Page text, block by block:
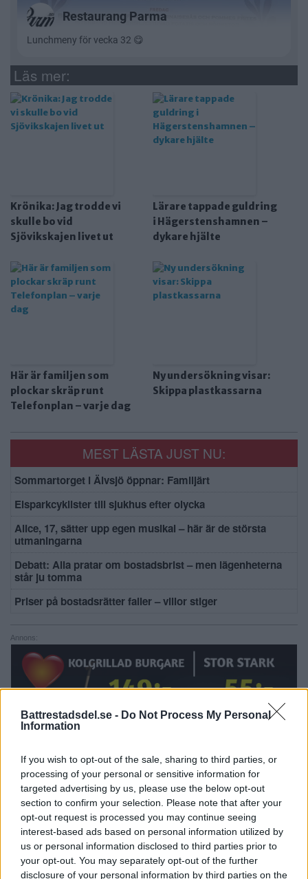
Battrestadsdel.se - Do Not Process My Personal
Information
If you wish to opt-out of the sale, sharing to third parties, or
processing of your personal or sensitive information for
targeted advertising by us, please use the below opt-out
section to confirm your selection. Please note that after your
opt-out request is processed you may continue seeing
interest-based ads based on personal information utilized by
us or personal information disclosed to third parties prior to
your opt-out. You may separately opt-out of the further
disclosure of your personal information by third parties on the
Läs mer:
Krönika: Jag trodde vi
skulle bo vid
Sjövikskajen livet ut
Lärare tappade guldring
i Hägerstenshamnen –
dykare hjälte
Här är familjen som
plockar skräp runt
Telefonplan – varje dag
Ny undersökning visar:
Skippa plastkassarna
MEST LÄSTA JUST NU:
Sommartorget i Älvsjö öppnar: Familjärt
Elsparkcyklister till sjukhus efter olycka
Alice, 17, sätter upp egen musikal – här är de största
utmaningarna
Debatt: Alla pratar om bostadsbrist – men lägenheterna
står ju tomma
Priser på bostadsrätter faller – villor stiger
Annons:
KALENDER
JUL 10 julikl.16:00-10 augustikl.17:00